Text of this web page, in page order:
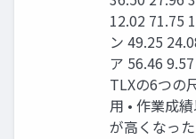
12.02 71.75
ン 49.25
ア 56.46
TLXの6つの
用 • 作業成
が高くなっ